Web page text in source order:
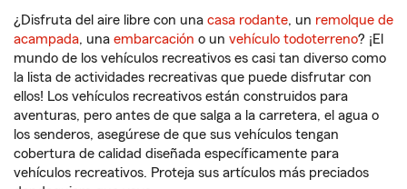
¿Disfruta del aire libre con una casa rodante, un remolque de
acampada, una embarcación o un vehículo todoterreno? ¡El
mundo de los vehículos recreativos es casi tan diverso como
la lista de actividades recreativas que puede disfrutar con
ellos! Los vehículos recreativos están construidos para
aventuras, pero antes de que salga a la carretera, el agua o
los senderos, asegúrese de que sus vehículos tengan
cobertura de calidad diseñada específicamente para
vehículos recreativos. Proteja sus artículos más preciados